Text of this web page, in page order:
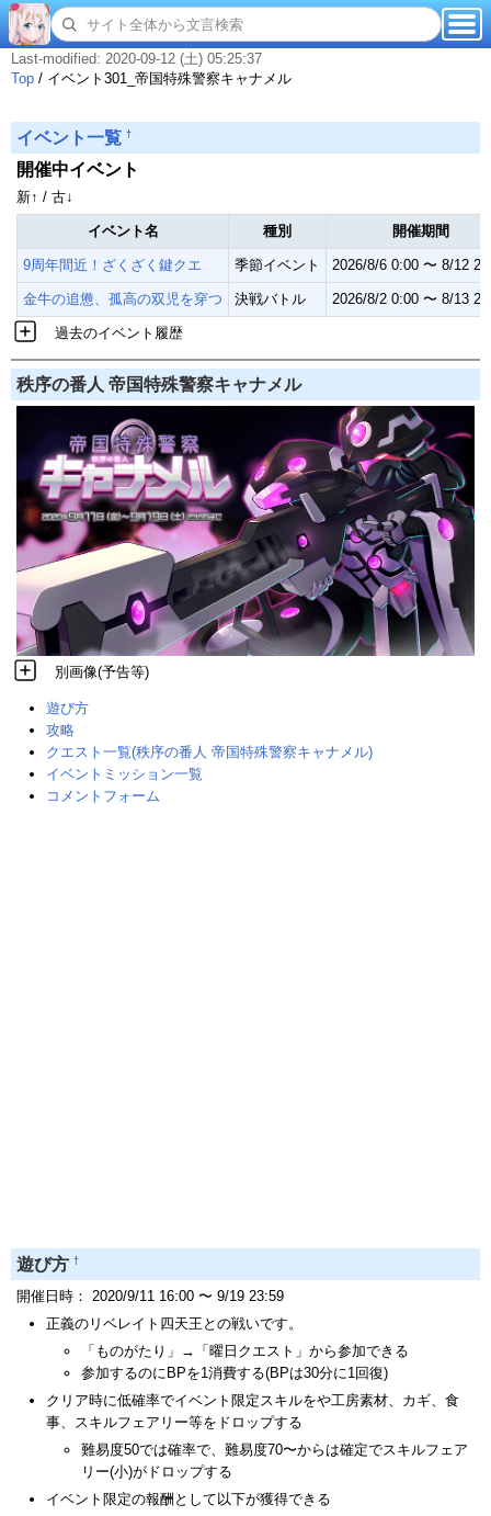
Last-modified: 2020-09-12 (土) 05:25:37
Top / イベント301_帝国特殊警察キャナメル
イベント一覧 †
開催中イベント
新↑ / 古↓
イベント名 種別 開催期間
9周年間近！ざくざく鍵クエ 季節イベント 2026/8/6 0:00 〜 8/12
金牛の追憊、孤高の双児を穿つ 決戦バトル 2026/8/2 0:00 〜 8/13
過去のイベント履歴
秩序の番人 帝国特殊警察キャナメル
別画像(予告等)
遊び方
攻略
クエスト一覧(秩序の番人 帝国特殊警察キャナメル)
イベントミッション一覧
コメントフォーム
遊び方 †
開催日時： 2020/9/11 16:00 〜 9/19 23:59
正義のリベレイト四天王との戦いです。
「ものがたり」→「曜日クエスト」から参加できる
参加するのにBPを1消費する(BPは30分に1回復)
クリア時に低確率でイベント限定スキルをや工房素材、カギ、食
事、スキルフェアリー等をドロップする
難易度50では確率で、難易度70〜からは確定でスキルフェア
リー(小)がドロップする
イベント限定の報酬として以下が獲得できる